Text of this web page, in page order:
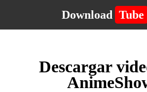
Download Tube
Descargar